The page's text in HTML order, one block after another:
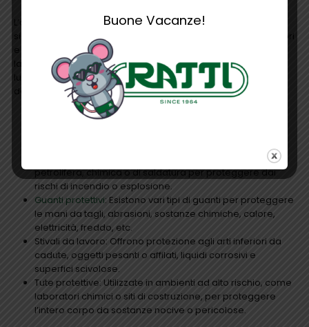
L’abbigliamento da lavoro è progettato per garantire la
sicurezza, la protezione e il comfort dei lavoratori in vari settori
e ambienti lavorativi. Esistono diversi tipi di abbigliamento da
lavoro, ciascuno adatto a specifiche necessità e rischi sul
luogo di lavoro. Ecco alcuni esempi comuni di abbigliamento
da lavoro:
Gilet e giacche ad alta visibilità: Forniscono una migliore
Indumenti ignifughi: Utilizzati in settori come l’industria
petrolifera, chimica o di saldatura per proteggere dai
rischi di incendio o esplosione.
Guanti protettivi: Esistono vari tipi di guanti per proteggere
le mani da tagli, abrasioni, sostanze chimiche, calore,
elettricità, freddo, etc.
Stivali da lavoro: Offrono protezione agli arti inferiori da
cadute, oggetti pesanti o affilati, liquidi corrosivi e
superfici scivolose.
Tute protettive: Utilizzate in ambienti ad alto rischio, come
laboratori chimici o siti di costruzione, per proteggere
l’intero corpo da sostanze nocive o pericolose.
Buone Vacanze!